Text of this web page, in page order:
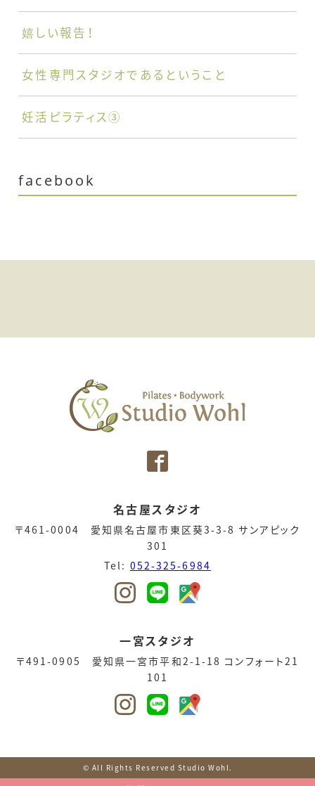
嬉しい報告！
女性専門スタジオであるということ
妊活ピラティス③
facebook
名古屋スタジオ
〒461-0004 愛知県名古屋市東区葵3-3-8 サンアピック
301
Tel: 052-325-6984
一宮スタジオ
〒491-0905 愛知県一宮市平和2-1-18 コンフォート21
101
© All Rights Reserved Studio Wohl.